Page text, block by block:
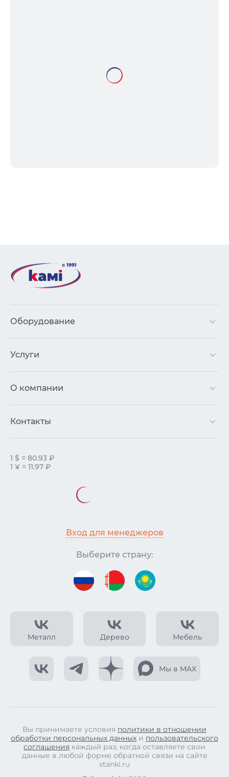
Металл Дерево Мебель
Мы в MAX
Оборудование
Услуги
О компании
Контакты
1 $ = 80.93 ₽
1 ¥ = 11.97 ₽
Вход для менеджеров
Выберите страну:
Вы принимаете условия политики в отношении
обработки персональных данных и пользовательского
соглашения каждый раз, когда оставляете свои
данные в любой форме обратной связи на сайте
stanki.ru